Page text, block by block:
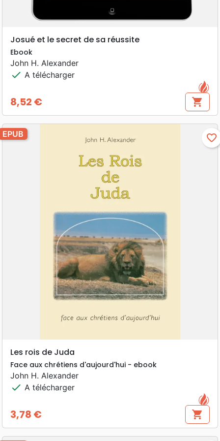
Josué et le secret de sa réussite
Ebook
John H. Alexander
check A télécharger
Prix
8,52 € shopping_cart
EPUB favorite_border
Les rois de Juda
Face aux chrétiens d'aujourd'hui - ebook
John H. Alexander
check A télécharger
Prix
3,78 € shopping_cart